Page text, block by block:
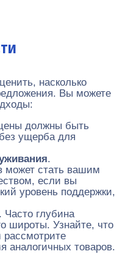
насколько
Вы можете
должны быть
ущерба для
.
может стать вашим
если вы
уровень поддержки,
. Часто глубина
широты. Узнайте, что
рассмотрите
аналогичных товаров.